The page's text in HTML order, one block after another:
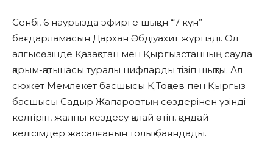
Сенбі, 6 наурызда эфирге шыққан “7 күн”
бағдарламасын Дархан Әбдіуахит жүргізді. Ол
алғысөзінде Қазақстан мен Қырғызстанның сауда
қарым-қатынасы туралы цифларды тізіп шықты. Ал
сюжет Мемлекет басшысы Қ.Тоқаев пен Қырғыз
басшысы Садыр Жапаровтың сөздерінен үзінді
келтіріп, жалпы кездесу қалай өтіп, қандай
келісімдер жасалғанын толық баяндады.